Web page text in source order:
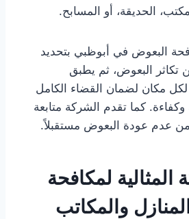
الحديقة، أو المسابح.
البعوض في أبوظبي بتحديد
تكاثر البعوض، ثم يطبق
مكان لضمان القضاء الكامل
كما تقدم الشركة متابعة
من عدم عودة البعوض مستقبلاً.
المثالية لمكافحة
والمكاتب